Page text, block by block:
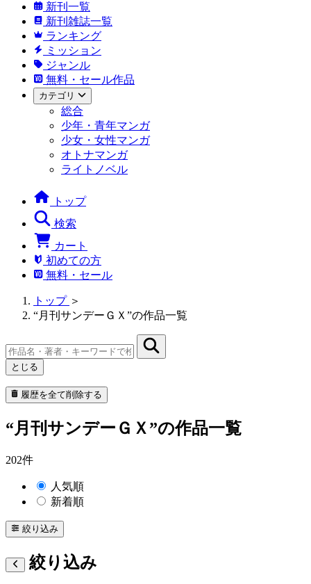
新刊一覧
新刊雑誌一覧
ランキング
ミッション
ジャンル
無料・セール作品
カテゴリ
総合
少年・青年マンガ
少女・女性マンガ
オトナマンガ
ライトノベル
トップ
検索
カート
初めての方
無料・セール
トップ ＞
“月刊サンデーＧＸ”の作品一覧
とじる
履歴を全て削除する
“月刊サンデーＧＸ”の作品一覧
202件
人気順
新着順
絞り込み
絞り込み